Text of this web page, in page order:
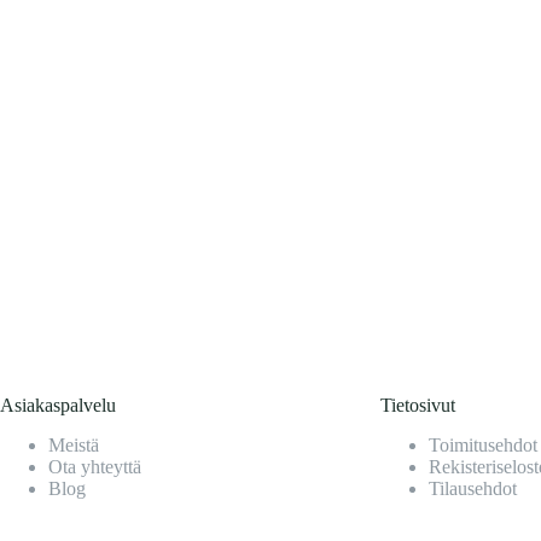
Asiakaspalvelu
Meistä
Ota yhteyttä
Blog
Tietosivut
Toimitusehdot
Tilausehdot